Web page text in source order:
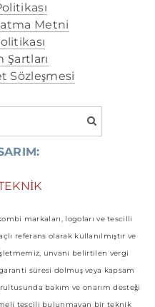
Metni
Şartları
Sözleşmesi
markaları, logoları ve tescilli
referans olarak kullanılmıştır ve
unvanı belirtilen vergi
süresi dolmuş veya kapsam
bakım ve onarım desteği
tescili bulunmayan bir teknik